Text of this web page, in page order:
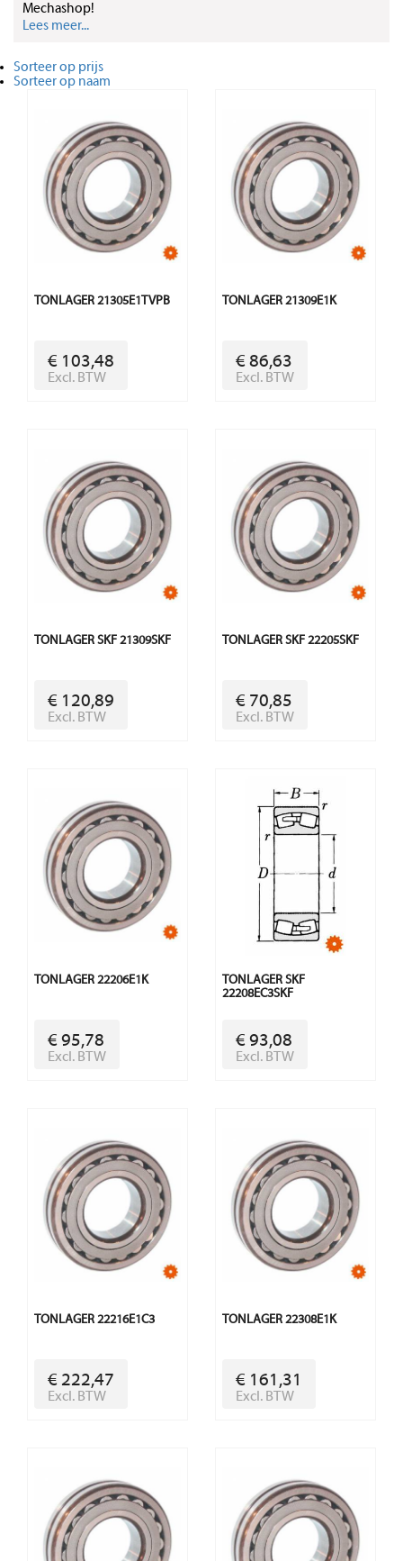
Mechashop!
Lees meer...
Sorteer op prijs
Sorteer op naam
TONLAGER 21305E1TVPB
€ 103,48
Excl. BTW
TONLAGER 21309E1K
€ 86,63
Excl. BTW
TONLAGER SKF 21309SKF
€ 120,89
Excl. BTW
TONLAGER SKF 22205SKF
€ 70,85
Excl. BTW
TONLAGER 22206E1K
€ 95,78
Excl. BTW
TONLAGER SKF
22208EC3SKF
€ 93,08
Excl. BTW
TONLAGER 22216E1C3
€ 222,47
Excl. BTW
TONLAGER 22308E1K
€ 161,31
Excl. BTW